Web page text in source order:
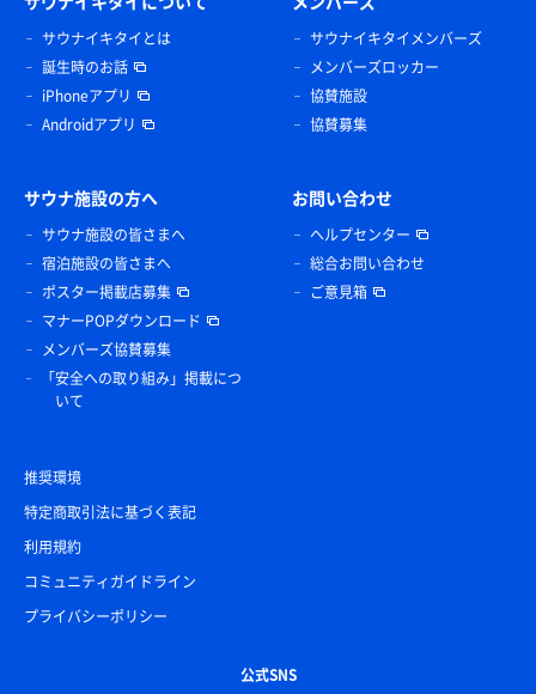
サウナイキタイとは
誕生時のお話
iPhoneアプリ
Androidアプリ
サウナイキタイメンバーズ
メンバーズロッカー
協賛施設
協賛募集
サウナ施設の方へ
サウナ施設の皆さまへ
宿泊施設の皆さまへ
ポスター掲載店募集
マナーPOPダウンロード
メンバーズ協賛募集
「安全への取り組み」掲載につ
いて
お問い合わせ
ヘルプセンター
総合お問い合わせ
ご意見箱
推奨環境
特定商取引法に基づく表記
利用規約
コミュニティガイドライン
プライバシーポリシー
公式SNS